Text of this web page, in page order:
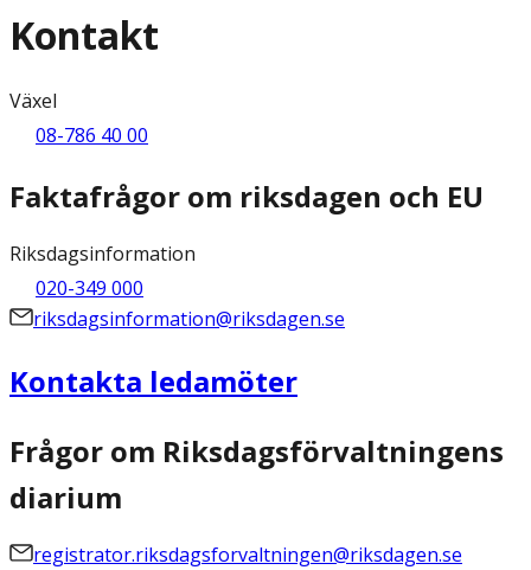
Kontakt
Växel
08-786 40 00
Faktafrågor om riksdagen och EU
Riksdagsinformation
020-349 000
riksdagsinformation@riksdagen.se
Kontakta ledamöter
Frågor om Riksdagsförvaltningens
diarium
registrator.riksdagsforvaltningen@riksdagen.se